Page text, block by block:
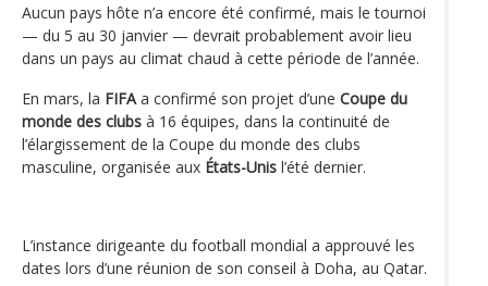
Aucun pays hôte n’a encore été confirmé, mais le tournoi
— du 5 au 30 janvier — devrait probablement avoir lieu
dans un pays au climat chaud à cette période de l’année.
En mars, la FIFAa confirmé son projet d’une Coupe du
monde des clubs à 16 équipes, dans la continuité de
l’élargissement de la Coupe du monde des clubs
masculine, organisée aux États-Unis l’été dernier.
L’instance dirigeante du football mondial a approuvé les
dates lors d’une réunion de son conseil à Doha, au Qatar.